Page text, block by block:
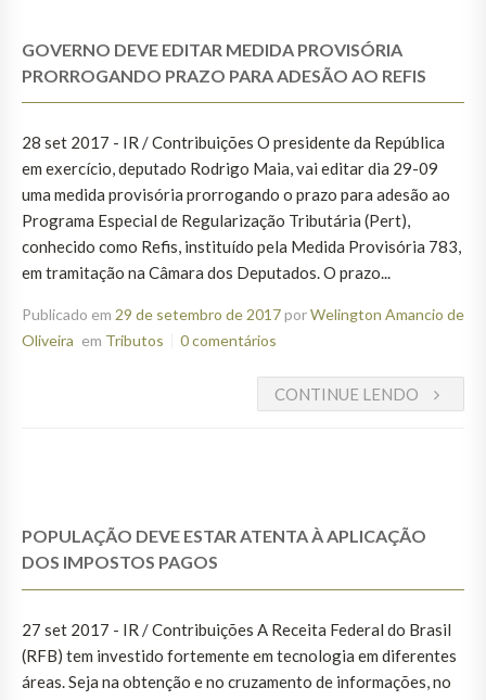
GOVERNO DEVE EDITAR MEDIDA PROVISÓRIA
PRORROGANDO PRAZO PARA ADESÃO AO REFIS
28 set 2017 - IR / Contribuições O presidente da República
em exercício, deputado Rodrigo Maia, vai editar dia 29-09
uma medida provisória prorrogando o prazo para adesão ao
Programa Especial de Regularização Tributária (Pert),
conhecido como Refis, instituído pela Medida Provisória 783,
em tramitação na Câmara dos Deputados. O prazo...
Publicado em 29 de setembro de 2017porWelington Amancio de
Oliveira em Tributos 0 comentários
CONTINUE LENDO
POPULAÇÃO DEVE ESTAR ATENTA À APLICAÇÃO
DOS IMPOSTOS PAGOS
27 set 2017 - IR / Contribuições A Receita Federal do Brasil
(RFB) tem investido fortemente em tecnologia em diferentes
áreas. Seja na obtenção e no cruzamento de informações, no